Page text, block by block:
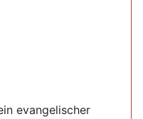
evangelischer